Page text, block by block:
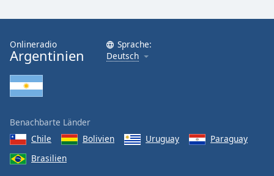
Onlineradio
Argentinien
Sprache:
Deutsch
Benachbarte Länder
Chile
Bolivien Uruguay
Paraguay
Brasilien